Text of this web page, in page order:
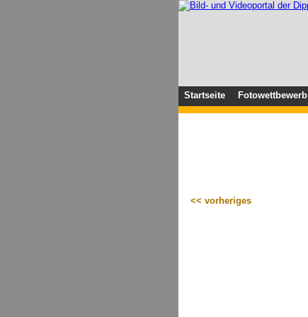
Startseite Fotowettbewerb
<< vorheriges